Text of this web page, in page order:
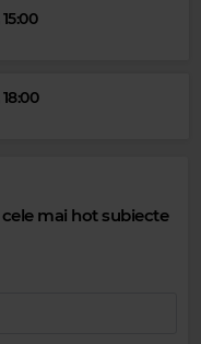
Magic 80s Hits
mai hot subiecte